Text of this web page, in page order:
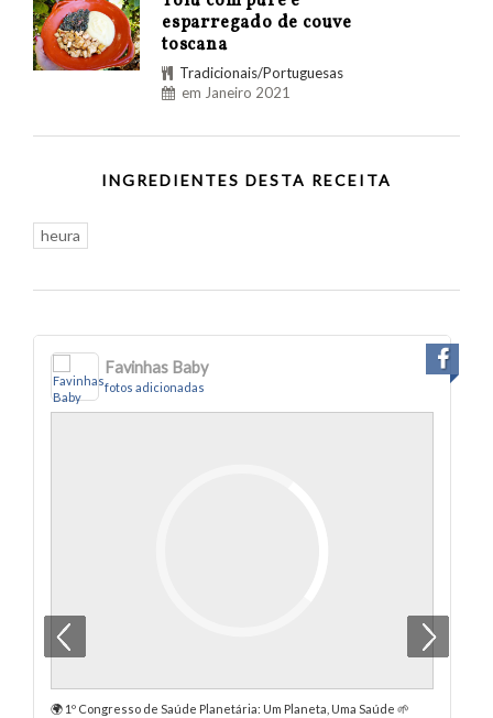
esparregado de couve
toscana
Tradicionais/Portuguesas
em Janeiro 2021
INGREDIENTES DESTA RECEITA
heura
Favinhas Baby
fotos adicionadas
🌍 1º Congresso de Saúde Planetária: Um Planeta, Uma Saúde 🌱